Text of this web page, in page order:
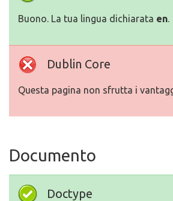
Buono. La tua lingua dichiarata en.
Dublin Core
Questa pagina non sfrutta i
Documento
Doctype